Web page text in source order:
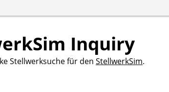
Inquiry
Stellwerksuche für den StellwerkSim.